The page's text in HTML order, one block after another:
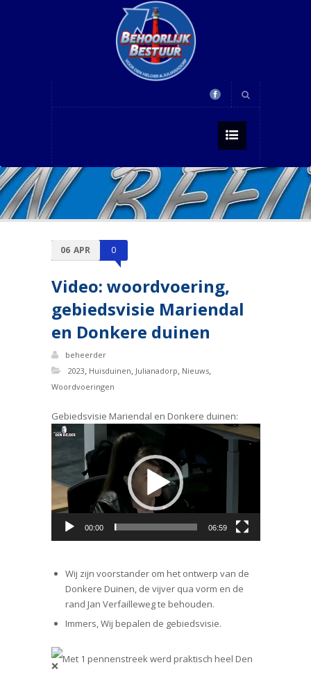
06 APR 0
Video: woordvoering,
gebiedsvisie Mariendal
en Donkere duinen
beheerder
2023, Huisduinen, Julianadorp, Nieuws,
Woordvoeringen
Gebiedsvisie Mariendal en Donkere duinen:
Videospeler
00:00 06:59
Wij zijn voorstander om het ontwerp van de
Donkere Duinen, de vijver qua vorm en de
rand Jan Verfailleweg te behouden.
Immers, Wij bepalen de gebiedsvisie.
Met 1 pennenstreek werd praktisch heel Den